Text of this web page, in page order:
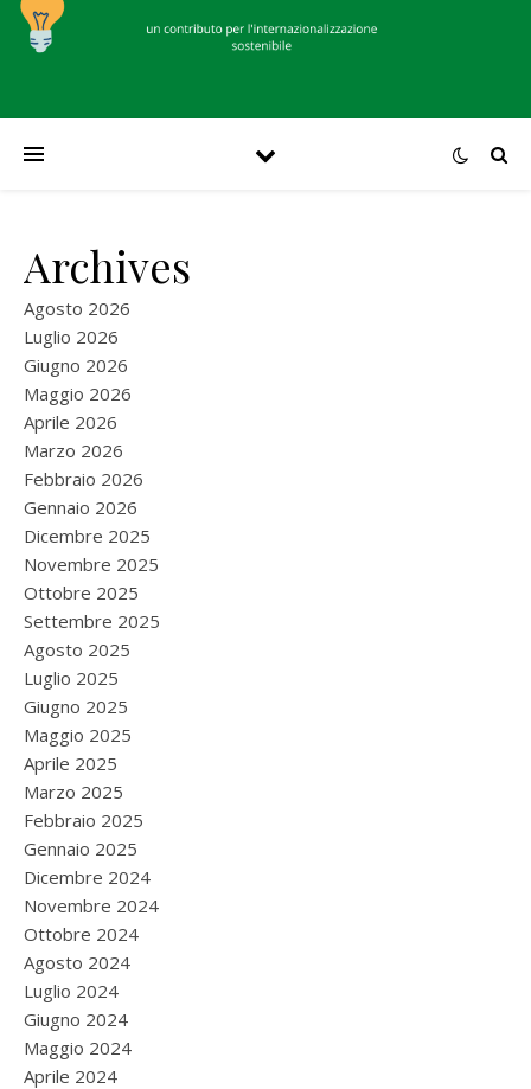
Archives
Agosto 2026
Luglio 2026
Giugno 2026
Maggio 2026
Aprile 2026
Marzo 2026
Febbraio 2026
Gennaio 2026
Dicembre 2025
Novembre 2025
Ottobre 2025
Settembre 2025
Agosto 2025
Luglio 2025
Giugno 2025
Maggio 2025
Aprile 2025
Marzo 2025
Febbraio 2025
Gennaio 2025
Dicembre 2024
Novembre 2024
Ottobre 2024
Agosto 2024
Luglio 2024
Giugno 2024
Maggio 2024
Aprile 2024